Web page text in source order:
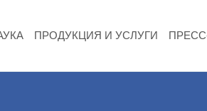
ПРОДУКЦИЯ И УСЛУГИ